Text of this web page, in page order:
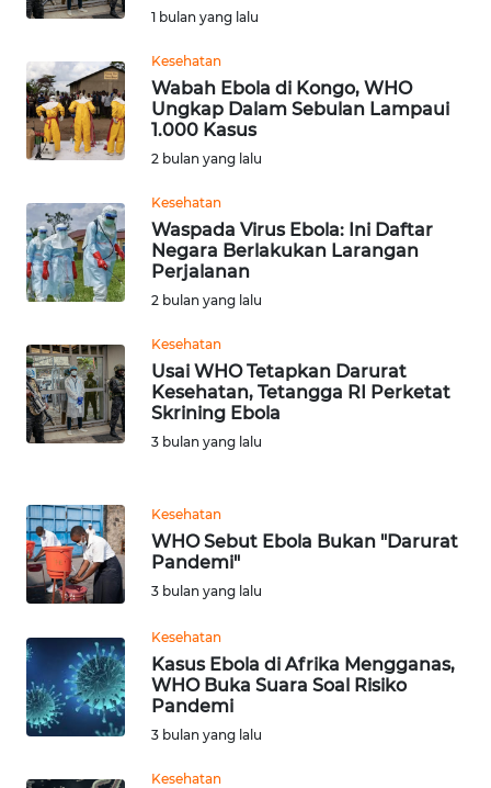
1 bulan yang lalu
Kesehatan
Wabah Ebola di Kongo, WHO
Ungkap Dalam Sebulan Lampaui
1.000 Kasus
2 bulan yang lalu
Kesehatan
Waspada Virus Ebola: Ini Daftar
Negara Berlakukan Larangan
Perjalanan
2 bulan yang lalu
Kesehatan
Usai WHO Tetapkan Darurat
Kesehatan, Tetangga RI Perketat
Skrining Ebola
3 bulan yang lalu
Kesehatan
WHO Sebut Ebola Bukan "Darurat
Pandemi"
3 bulan yang lalu
Kesehatan
Kasus Ebola di Afrika Mengganas,
WHO Buka Suara Soal Risiko
Pandemi
3 bulan yang lalu
Kesehatan
INTERNASIONAL
PENDIDIKAN
OLAHRAGA
OPINI
EDITORIAL
INDEKS
BERITA
KONTAK
INFO
IKLAN